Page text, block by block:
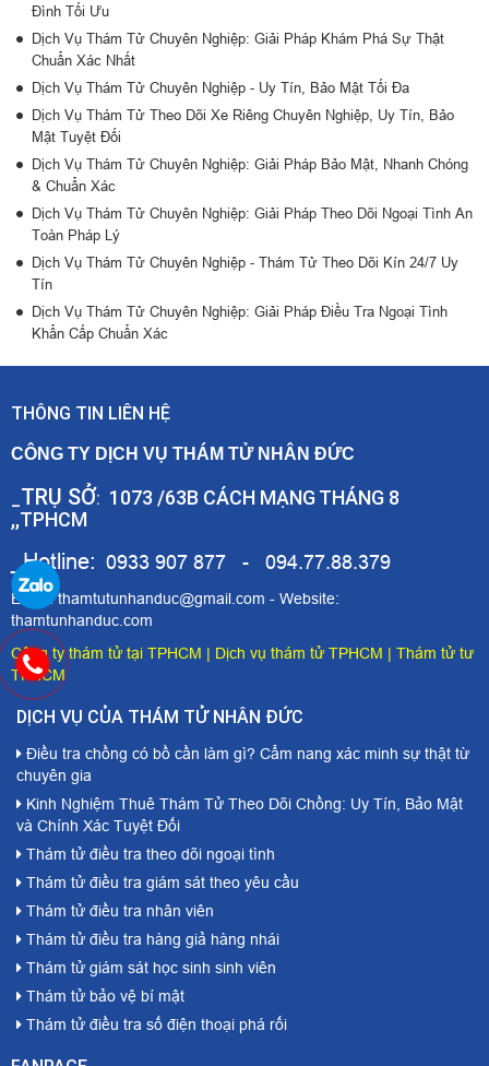
Đình Tối Ưu
Dịch Vụ Thám Tử Chuyên Nghiệp: Giải Pháp Khám Phá Sự Thật
Chuẩn Xác Nhất
Dịch Vụ Thám Tử Chuyên Nghiệp - Uy Tín, Bảo Mật Tối Đa
Dịch Vụ Thám Tử Theo Dõi Xe Riêng Chuyên Nghiệp, Uy Tín, Bảo
Mật Tuyệt Đối
Dịch Vụ Thám Tử Chuyên Nghiệp: Giải Pháp Bảo Mật, Nhanh Chóng
& Chuẩn Xác
Dịch Vụ Thám Tử Chuyên Nghiệp: Giải Pháp Theo Dõi Ngoại Tình An
Toàn Pháp Lý
Dịch Vụ Thám Tử Chuyên Nghiệp - Thám Tử Theo Dõi Kín 24/7 Uy
Tín
Dịch Vụ Thám Tử Chuyên Nghiệp: Giải Pháp Điều Tra Ngoại Tình
Khẩn Cấp Chuẩn Xác
THÔNG TIN LIÊN HỆ
CÔNG TY DỊCH VỤ THÁM TỬ NHÂN ĐỨC
TRỤ SỞ: 1073 /63B CÁCH MẠNG THÁNG 8
,,TPHCM
_Hotline: 0933 907 877 - 094.77.88.379
Email: thamtutunhanduc@gmail.com - Website:
thamtunhanduc.com
Công ty thám tử tại TPHCM | Dịch vụ thám tử TPHCM | Thám tử tư
TPHCM
DỊCH VỤ CỦA THÁM TỬ NHÂN ĐỨC
Điều tra chồng có bồ cần làm gì? Cẩm nang xác minh sự thật từ
chuyên gia
Kinh Nghiệm Thuê Thám Tử Theo Dõi Chồng: Uy Tín, Bảo Mật
và Chính Xác Tuyệt Đối
Thám tử điều tra theo dõi ngoại tình
Thám tử điều tra giám sát theo yêu cầu
Thám tử điều tra nhân viên
Thám tử điều tra hàng giả hàng nhái
Thám tử giám sát học sinh sinh viên
Thám tử bảo vệ bí mật
Thám tử điều tra số điện thoại phá rối